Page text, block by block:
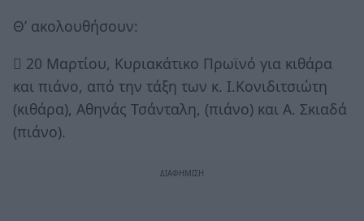
Θ’ ακολουθήσουν:
 20 Μαρτίου, Κυριακάτικο Πρωϊνό για κιθάρα
και πιάνο, από την τάξη των κ. Ι.Κονιδιτσιώτη
(κιθάρα), Αθηνάς Τσάνταλη, (πιάνο) και Α. Σκιαδά
(πιάνο).